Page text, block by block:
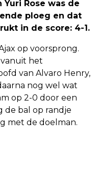
Rose was de
ploeg en dat
in de score: 4-1.
op voorsprong.
het
van Alvaro Henry,
nog wel wat
op 2-0 door een
de bal op randje
met de doelman.